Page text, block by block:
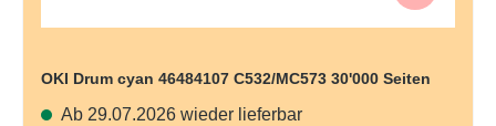
OKI Drum cyan 46484107 C532/MC573 30'000 Seiten
Ab 29.07.2026 wieder lieferbar